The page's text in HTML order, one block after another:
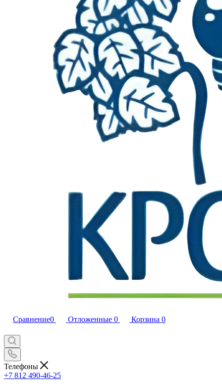
Сравнение0 Отложенные 0 Корзина 0
Телефоны
+7 812 490-46-25